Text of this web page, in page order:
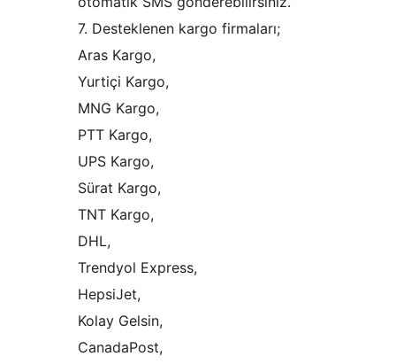
7. Desteklenen kargo firmaları;
Aras Kargo,
Yurtiçi Kargo,
MNG Kargo,
PTT Kargo,
UPS Kargo,
Sürat Kargo,
TNT Kargo,
DHL,
Trendyol Express,
HepsiJet,
Kolay Gelsin,
CanadaPost,